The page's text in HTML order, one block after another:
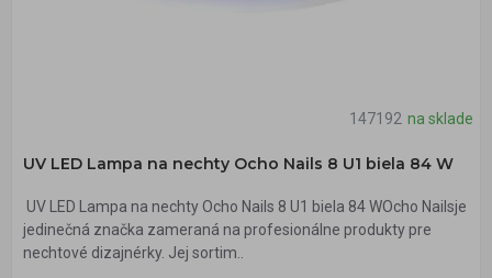
147192 na sklade
UV LED Lampa na nechty Ocho Nails 8 U1 biela 84 W
UV LED Lampa na nechty Ocho Nails 8 U1 biela 84 WOcho Nailsje
jedinečná značka zameraná na profesionálne produkty pre
nechtové dizajnérky. Jej sortim..